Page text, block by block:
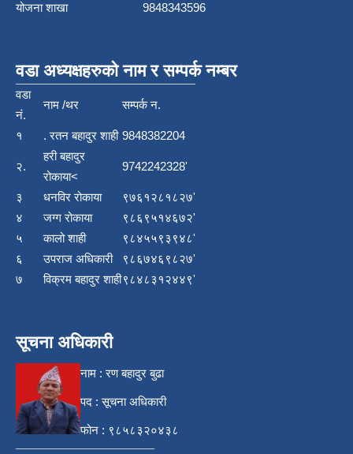
योजना शाखा
9848343596
वडा अध्यक्षहरुको नाम र सम्पर्क नम्बर
वडा
नं.
नाम /थर सम्पर्क न.
१ . रतन बहादुर शाही 9848382204
२.
हरी बहादुर
रोकाया<
9742242328'
३ धनविर रोकाया
९७६१२८१८२७'
४
जग्ग रोकाया
९८६९५१४६७२'
५
कालो शाही
९८४५५९३९४८'
६
उपराज अधिकारी
९८६७४६९८२७'
७
विक्रम बहादुर शाही९८४८३१२४४९'
सूचना अधिकारी
नाम : रण बहादुर बुढा
पद : सूचना अधिकारी
फोन : ९८५८३२०४३८